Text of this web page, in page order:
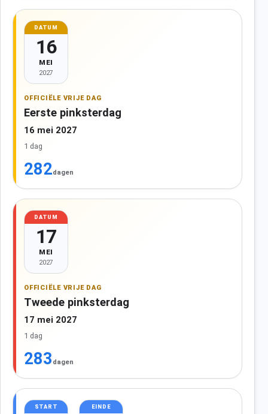
DATUM
16
MEI
2027
OFFICIËLE VRIJE DAG
Eerste pinksterdag
16 mei 2027
1 dag
282dagen
DATUM
17
MEI
2027
OFFICIËLE VRIJE DAG
Tweede pinksterdag
17 mei 2027
1 dag
283 dagen
START EINDE